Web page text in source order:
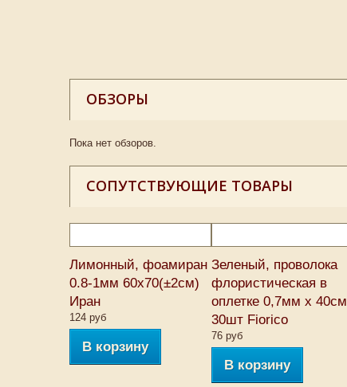
ОБЗОРЫ
Пока нет обзоров.
СОПУТСТВУЮЩИЕ ТОВАРЫ
Лимонный, фоамиран
0.8-1мм 60х70(±2см)
Иран
124 руб
В корзину
Зеленый, проволока
флористическая в
оплетке 0,7мм х 40см
30шт Fiorico
76 руб
В корзину